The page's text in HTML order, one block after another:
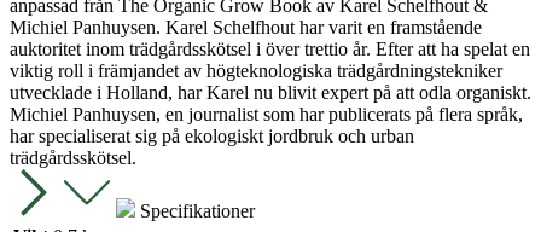
anpassad från The Organic Grow Book av Karel Schelfhout &
Michiel Panhuysen. Karel Schelfhout har varit en framstående
auktoritet inom trädgårdsskötsel i över trettio år. Efter att ha spelat en
viktig roll i främjandet av högteknologiska trädgårdningstekniker
utvecklade i Holland, har Karel nu blivit expert på att odla organiskt.
Michiel Panhuysen, en journalist som har publicerats på flera språk,
har specialiserat sig på ekologiskt jordbruk och urban
trädgårdsskötsel.
Specifikationer